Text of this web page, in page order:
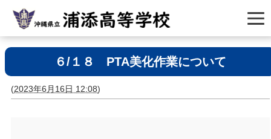
６/１８ PTA美化作業について
(2023年6月16日 12:08)